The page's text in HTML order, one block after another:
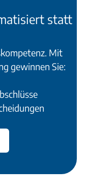
statt
Mit
gewinnen Sie: